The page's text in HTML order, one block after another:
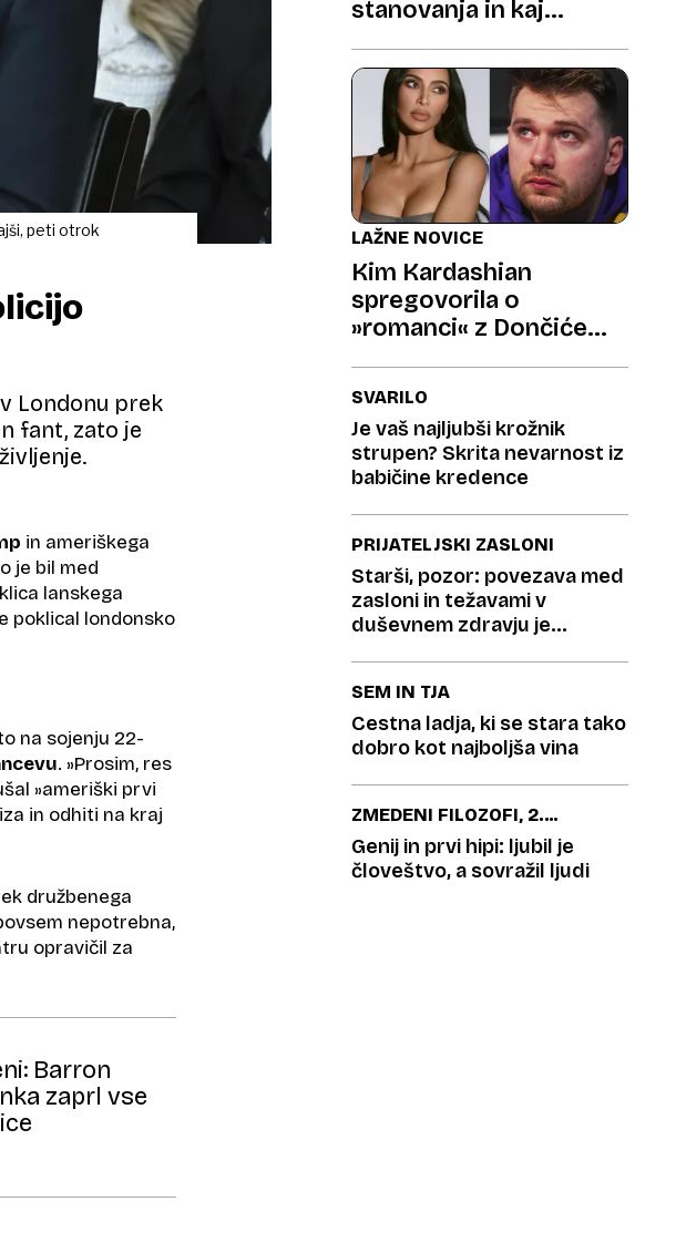
peti otrok
Londonu prek
fant, zato je
in ameriškega
je bil med
lanskega
poklical londonsko
na sojenju 22-
. »Prosim, res
»ameriški prvi
in odhiti na kraj
družbenega
nepotrebna,
opravičil za
Barron
zaprl vse
stanovanja in kaj
tega?
LAŽNE NOVICE
Kim Kardashian
spregovorila o
»romanci« z Dončićem
SVARILO
Je vaš najljubši krožnik
strupen? Skrita nevarnost iz
babičine kredence
PRIJATELJSKI ZASLONI
Starši, pozor: povezava med
zasloni in težavami v
duševnem zdravju je
SEM IN TJA
Cestna ladja, ki se stara tako
dobro kot najboljša vina
ZMEDENI FILOZOFI, 2.
DEL
Genij in prvi hipi: ljubil je
človeštvo, a sovražil ljudi